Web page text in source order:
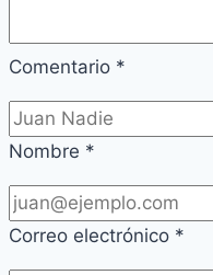
Comentario *
Nombre *
Correo electrónico *